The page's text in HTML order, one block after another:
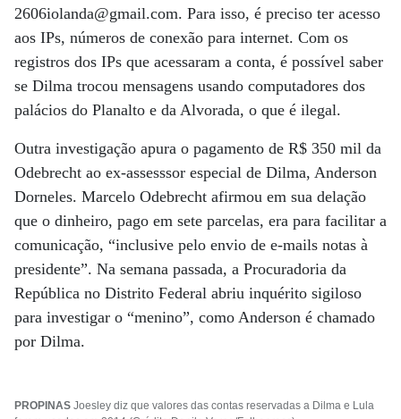
2606iolanda@gmail.com. Para isso, é preciso ter acesso
aos IPs, números de conexão para internet. Com os
registros dos IPs que acessaram a conta, é possível saber
se Dilma trocou mensagens usando computadores dos
palácios do Planalto e da Alvorada, o que é ilegal.
Outra investigação apura o pagamento de R$ 350 mil da
Odebrecht ao ex-assesssor especial de Dilma, Anderson
Dorneles. Marcelo Odebrecht afirmou em sua delação
que o dinheiro, pago em sete parcelas, era para facilitar a
comunicação, “inclusive pelo envio de e-mails notas à
presidente”. Na semana passada, a Procuradoria da
República no Distrito Federal abriu inquérito sigiloso
para investigar o “menino”, como Anderson é chamado
por Dilma.
PROPINAS Joesley diz que valores das contas reservadas a Dilma e Lula